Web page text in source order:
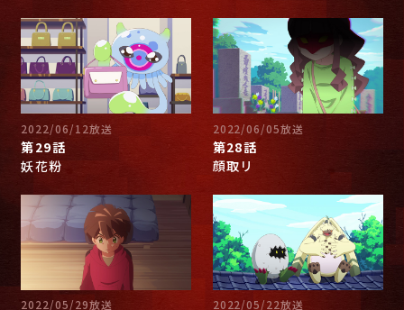
2022/06/12放送
第29話
妖花粉
2022/06/05放送
第28話
顔取リ
2022/05/29放送 2022/05/22放送